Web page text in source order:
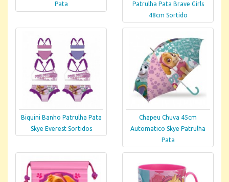
Pata
Patrulha Pata Brave Girls
48cm Sortido
Biquini Banho Patrulha Pata
Skye Everest Sortidos
Chapeu Chuva 45cm
Automatico Skye Patrulha
Pata